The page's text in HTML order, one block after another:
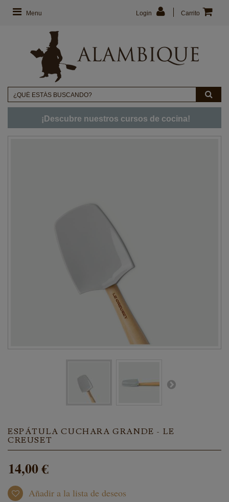
Menu Carrito
Login
¡Descubre nuestros cursos de cocina!
ESPÁTULA CUCHARA GRANDE - LE
CREUSET
14,00 €
Añadir a la lista de deseos